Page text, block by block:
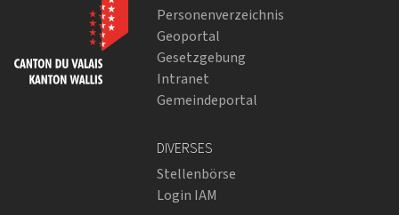
Personenverzeichnis
Geoportal
Gesetzgebung
Intranet
Gemeindeportal
DIVERSES
Stellenbörse
Login IAM